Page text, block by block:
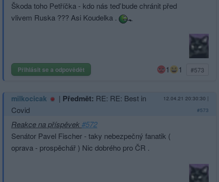
Škoda toho Petříčka - kdo nás teď bude chránit před
vlivem Ruska ??? Asi Koudelka .
Přihlásit se a odpovědět 1 1 #573
milkocicak | Předmět: RE: RE: Best in
Covid
12.04.21 20:30:30 |
#573
Reakce na příspěvek#572
Senátor Pavel Fischer - taky nebezpečný fanatik (
oprava - prospěchář ) Nic dobrého pro ČR .